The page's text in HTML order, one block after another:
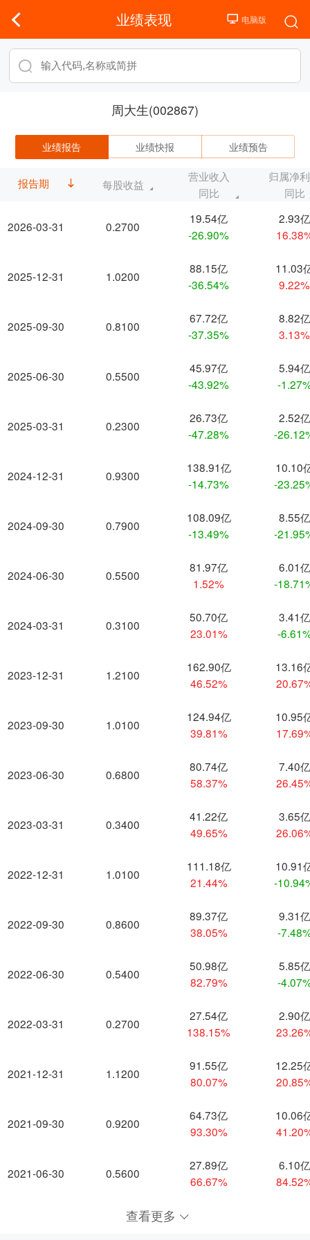
业绩表现
周大生(002867)
业绩报告 业绩快报 业绩预告
报告期
2026-03-31
2025-12-31
2025-09-30
2025-06-30
2025-03-31
2024-12-31
2024-09-30
2024-06-30
2024-03-31
2023-12-31
2023-09-30
2023-06-30
2023-03-31
2022-12-31
2022-09-30
2022-06-30
2022-03-31
2021-12-31
2021-09-30
2021-06-30
每股收益
营业收入
同比
归属净
同比
0.2700
19.54亿
-26.90%
2.93亿
1.0200
88.15亿
-36.54%
11.03
9.22%
0.8100
67.72亿
-37.35%
8.82亿
3.13%
0.5500
45.97亿
-43.92%
5.94亿
-
0.2300
26.73亿
-47.28%
2.52亿
-
0.9300
138.91亿
-14.73%
10.10
-
0.7900
108.09亿
-13.49%
8.55亿
-
0.5500
81.97亿
1.52%
6.01亿
-
0.3100
50.70亿
23.01%
3.41亿
-
1.2100
162.90亿
46.52%
13.16
1.0100
124.94亿
39.81%
10.95
0.6800
80.74亿
58.37%
7.40亿
0.3400
41.22亿
49.65%
3.65亿
1.0100
111.18亿
21.44%
10.91
-
0.8600
89.37亿
38.05%
9.31亿
-
0.5400
50.98亿
82.79%
5.85亿
-
0.2700
27.54亿
138.15%
2.90亿
1.1200
91.55亿
80.07%
12.25
0.9200
64.73亿
93.30%
10.06
0.5600
27.89亿
66.67%
6.10亿
查看更多